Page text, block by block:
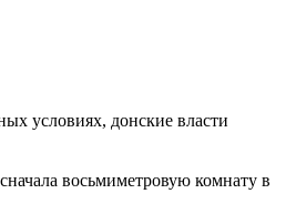
условиях, донские власти
восьмиметровую комнату в